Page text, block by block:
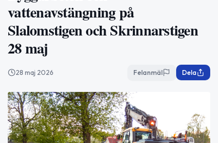
vattenavstängning på
Slalomstigen och Skrinnarstigen
28 maj
28 maj 2026 Felanmäl Dela